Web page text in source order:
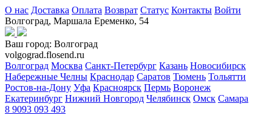
О нас Доставка Оплата Возврат Статус Контакты Войти
Волгоград, Маршала Еременко, 54
Ваш город: Волгоград
volgograd.flosend.ru
Волгоград Москва Санкт-Петербург Казань Новосибирск
Набережные Челны Краснодар Саратов Тюмень Тольятти
Ростов-на-Дону Уфа Красноярск Пермь Воронеж
Екатеринбург Нижний Новгород Челябинск Омск Самара
8 9093 093 493